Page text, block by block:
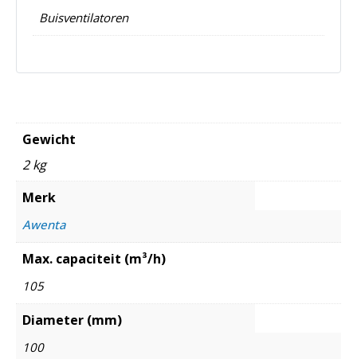
Buisventilatoren
Gewicht
2 kg
Merk
Awenta
Max. capaciteit (m³/h)
105
Diameter (mm)
100